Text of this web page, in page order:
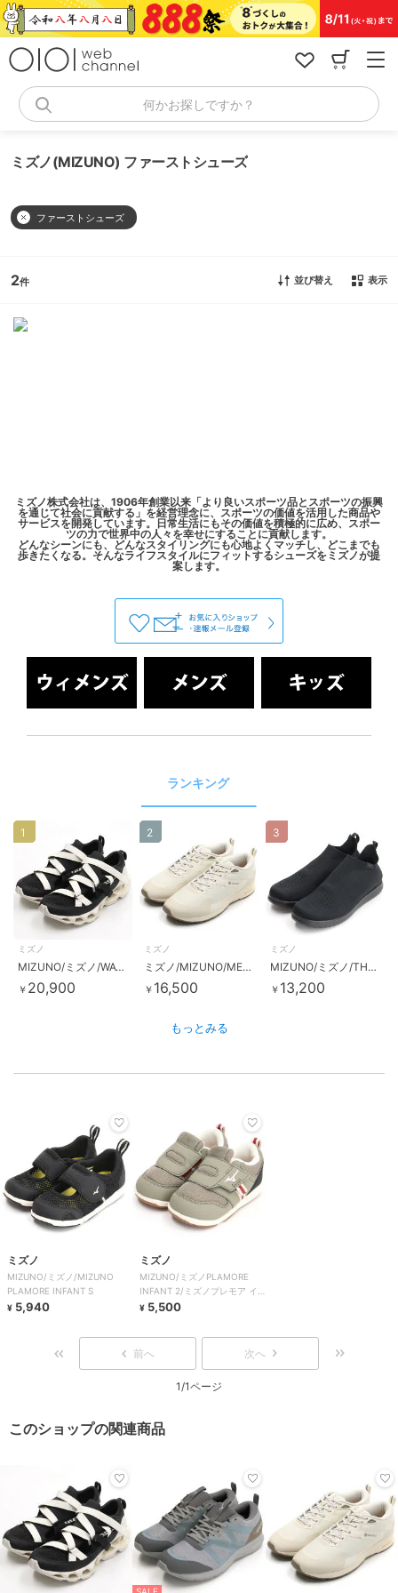
コ
ン
何かお探しですか？
ミズノ(MIZUNO) ファーストシューズ
ファーストシューズ
2 並び替え 表示
ミズノ株式会社は、1906年創業以来「より良いスポーツ品とスポーツの振興
を通じて社会に貢献する」を経営理念に、スポーツの価値を活用した商品や
サービスを開発しています。日常生活にもその価値を積極的に広め、スポー
ツの力で世界中の人々を幸せにすることに貢献します。
どんなシーンにも、どんなスタイリングにも心地よくマッチし、どこまでも
歩きたくなる。そんなライフスタイルにフィットするシューズをミズノが提
ランキング
ミズノ
MIZUNO/ミズノ/WAVE PROPHECY Strap
￥ 20,900
1
ミズノ
ミズノ/MIZUNO/ME-05 GTX3
￥ 16,500
2
ミズノ
MIZUNO/ミズノ/THE MIZUNO ENERZY UL/ユニセックス
￥ 13,200
3
もっとみる
ミズノ
MIZUNO/ミズノ/MIZUNO
PLAMORE INFANT S
¥ 5,940
ミズノ
MIZUNO/ミズノPLAMORE
INFANT 2/ミズノプレモア イ
ンファント2
¥ 5,500
前へ 次へ
1/1ページ
このショップの関連商品